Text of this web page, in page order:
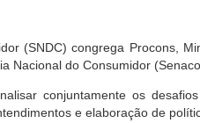
(SNDC) congrega Procons,
Nacional do Consumidor
conjuntamente os
e elaboração de